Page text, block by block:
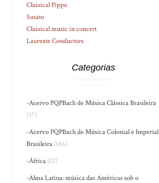
Classical Pippo
Susato
Classical music in concert
Laureate Conductors
Categorias
-Acervo PQPBach de Música Clássica Brasileira
(37)
-Acervo PQPBach de Música Colonial e Imperial
Brasileira (186)
-África (12)
-Alma Latina: música das Américas sob o